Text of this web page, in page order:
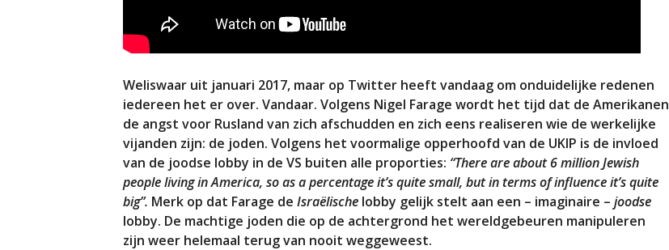
Weliswaar uit januari 2017, maar op Twitter heeft vandaag om onduidelijke redenen
iedereen het er over. Vandaar. Volgens Nigel Farage wordt het tijd dat de Amerikanen
de angst voor Rusland van zich afschudden en zich eens realiseren wie de werkelijke
vijanden zijn: de joden. Volgens het voormalige opperhoofd van de UKIP is de invloed
van de joodse lobby in de VS buiten alle proporties: “There are about 6 million Jewish
people living in America, so as a percentage it’s quite small, but in terms of influence it’s quite
big”. Merk op dat Farage de Israëlische lobby gelijk stelt aan een – imaginaire – joodse
lobby. De machtige joden die op de achtergrond het wereldgebeuren manipuleren
zijn weer helemaal terug van nooit weggeweest.